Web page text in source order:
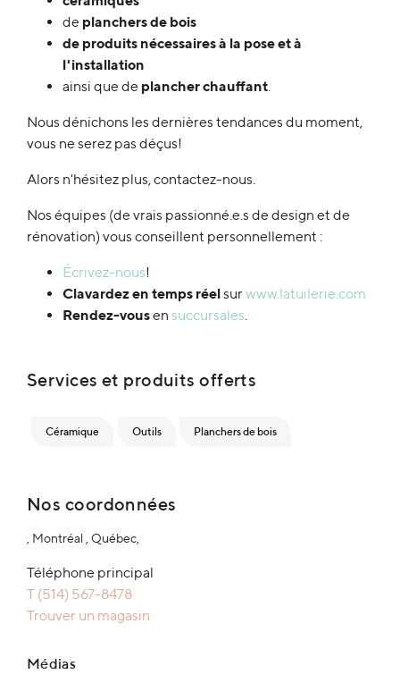
de planchers de bois
de produits nécessaires à la pose et à
l'installation
ainsi que de plancher chauffant.
Nous dénichons les dernières tendances du moment,
vous ne serez pas déçus!
Alors n'hésitez plus, contactez-nous.
Nos équipes (de vrais passionné.e.s de design et de
rénovation) vous conseillent personnellement :
Écrivez-nous!
Clavardez en temps réelsurwww.latuilerie.com
Rendez-vousen succursales.
Services et produits offerts
Céramique Outils Planchers de bois
Nos coordonnées
, Montréal , Québec,
Téléphone principal
T (514) 567-8478
Trouver un magasin
Médias